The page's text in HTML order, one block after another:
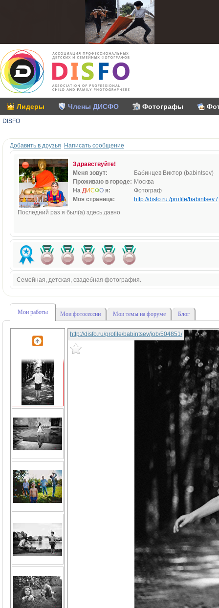
Лидеры Члены ДИСФО Фотографы
DISFO
Добавить в друзья Написать сообщение
Здравствуйте!
Меня зовут:
Бабинцев Виктор (babintsev)
Проживаю в городе: Москва
На ДИСФО я:
Фотограф
Моя страница:
http://disfo.ru /profile/babintsev /
Последний раз я был(а) здесь давно
Семейная, детская, свадебная фотография.
Мои работы Мои фотосессии Мои темы на форуме Блог
http://disfo.ru/profile/babintsev/job/504851/